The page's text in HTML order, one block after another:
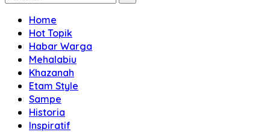
Home
Hot Topik
Habar Warga
Mehalabiu
Khazanah
Etam Style
Sampe
Historia
Inspiratif